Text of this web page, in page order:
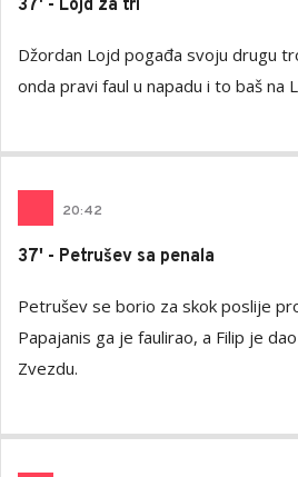
37' - Lojd za tri
Džordan Lojd pogađa svoju drugu
onda pravi faul u napadu i to baš na
20:42
37' - Petrušev sa penala
Petrušev se borio za skok poslije
Papajanis ga je faulirao, a Filip je
Zvezdu.